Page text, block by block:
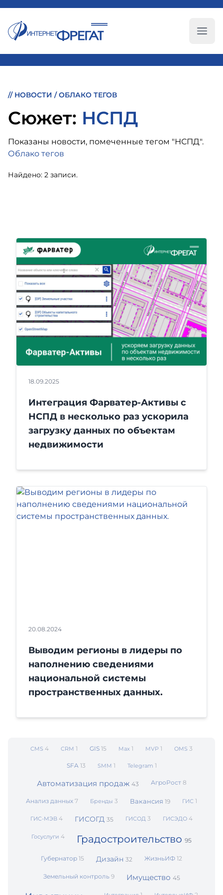
// НОВОСТИ /ОБЛАКО ТЕГОВ
Cюжет: НСПД
Показаны новости, помеченные тегом "НСПД".
Облако тегов
Найдено: 2 записи.
18.09.2025
Интеграция Фарватер-Активы с
НСПД в несколько раз ускорила
загрузку данных по объектам
недвижимости
20.08.2024
Выводим регионы в лидеры по
наполнению сведениями
национальной системы
пространственных данных.
CMS 4 CRM 1 GIS 15 Max 1 MVP 1 OMS 3
SFA 13 SMM 1 Telegram 1
Автоматизация продаж 43 АгроРост 8
Анализ данных 7 Бренды 3 Вакансия 19 ГИС 1
ГИС-МЭВ 4 ГИСОГД 35 ГИСОД 3 ГИСЭДО 4
Госуслуги 4 Градостроительство 95
Губернатор 15 Дизайн 32 ЖизньИФ 12
Земельный контроль 9 Имущество 45